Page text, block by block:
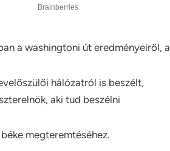
a washingtoni út eredményeiről, a
hálózatról is beszélt,
aki tud beszélni
megteremtéséhez.